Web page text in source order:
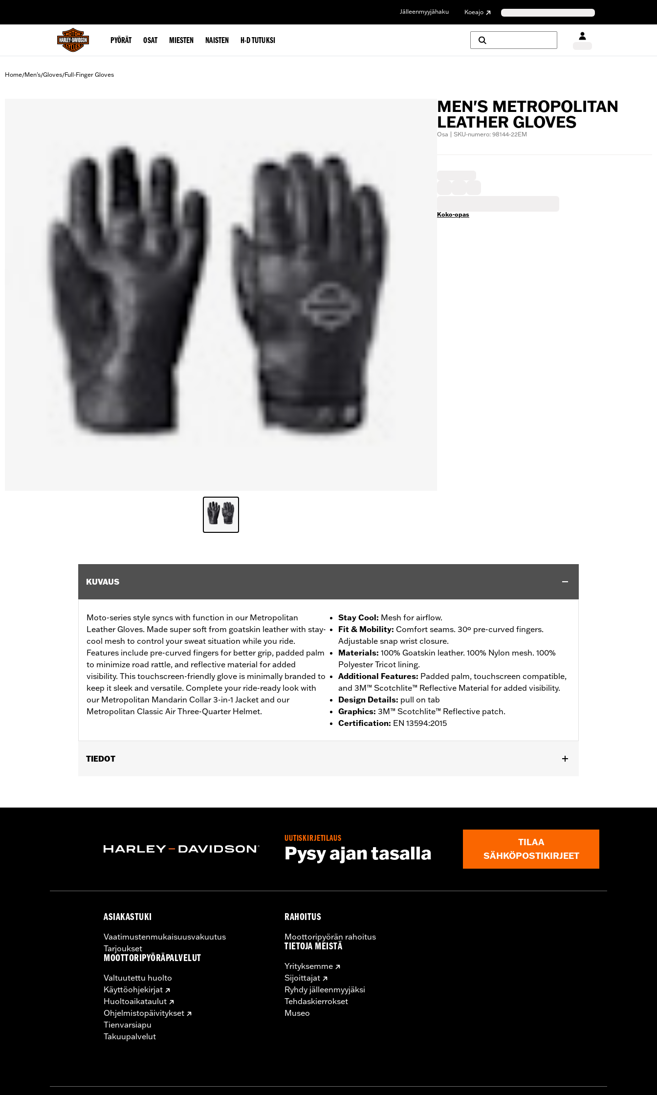
Jälleenmyyjähaku Koeajo
PYÖRÄT OSAT MIESTEN NAISTEN H-D TUTUKSI
Home/Men's/Gloves/Full-Finger Gloves
MEN'S METROPOLITAN
LEATHER GLOVES
Osa | SKU-numero: 98144-22EM
Koko-opas
KUVAUS
Moto-series style syncs with function in our Metropolitan
Leather Gloves. Made super soft from goatskin leather with stay-
cool mesh to control your sweat situation while you ride.
Features include pre-curved fingers for better grip, padded palm
to minimize road rattle, and reflective material for added
visibility. This touchscreen-friendly glove is minimally branded to
keep it sleek and versatile. Complete your ride-ready look with
our Metropolitan Mandarin Collar 3-in-1 Jacket and our
Metropolitan Classic Air Three-Quarter Helmet.
Stay Cool: Mesh for airflow.
Fit & Mobility: Comfort seams. 30º pre-curved fingers.
Adjustable snap wrist closure.
Materials: 100% Goatskin leather. 100% Nylon mesh. 100%
Polyester Tricot lining.
Additional Features: Padded palm, touchscreen compatible,
and 3M™ Scotchlite™ Reflective Material for added visibility.
Design Details: pull on tab
Graphics: 3M™ Scotchlite™ Reflective patch.
Certification: EN 13594:2015
TIEDOT
WARRANTY:2 year limited warranty - Go towww.h-d.com/warrantyfor full details
UUTISKIRJETILAUS
Pysy ajan tasalla
TILAA
SÄHKÖPOSTIKIRJEET
ASIAKASTUKI
Vaatimustenmukaisuusvakuutus
Tarjoukset
MOOTTORIPYÖRÄPALVELUT
Valtuutettu huolto
Käyttöohjekirjat
Huoltoaikataulut
Ohjelmistopäivitykset
Tienvarsiapu
Takuupalvelut
RAHOITUS
Moottoripyörän rahoitus
TIETOJA MEISTÄ
Yrityksemme
Sijoittajat
Ryhdy jälleenmyyjäksi
Tehdaskierrokset
Museo